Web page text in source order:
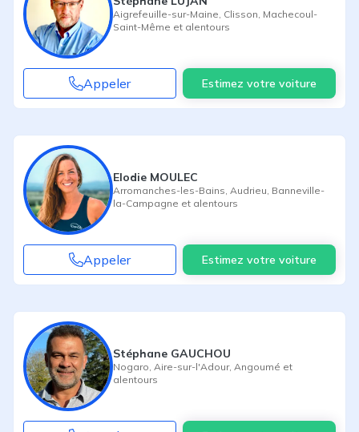
Aigrefeuille-sur-Maine Clisson Machecoul-
Saint-Même et alentours
Appeler Estimez votre voiture
Elodie MOULEC
Arromanches-les-Bains Audrieu Banneville-
la-Campagne et alentours
Appeler Estimez votre voiture
Stéphane GAUCHOU
Nogaro Aire-sur-l'Adour, Angoumé et
alentours